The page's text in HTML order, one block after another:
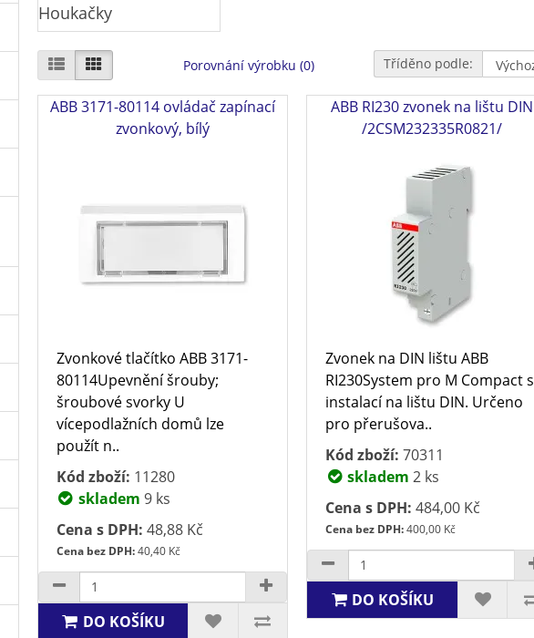
Houkačky
Porovnání výrobku (0) Tříděno podle:
ABB 3171-80114 ovládač zapínací
zvonkový, bílý
Zvonkové tlačítko ABB 3171-
80114Upevnění šrouby;
šroubové svorky U
vícepodlažních domů lze
použít n..
Kód zboží: 11280
skladem 9 ks
Cena s DPH: 48,88 Kč
Cena bez DPH:40,40 Kč
DO KOŠÍKU
ABB RI230 zvonek na lištu DIN
/2CSM232335R0821/
Zvonek na DIN lištu ABB
RI230System pro M Compact s
instalací na lištu DIN. Určeno
pro přerušova..
Kód zboží: 70311
skladem 2 ks
Cena s DPH: 484,00 Kč
Cena bez DPH:400,00 Kč
DO KOŠÍKU